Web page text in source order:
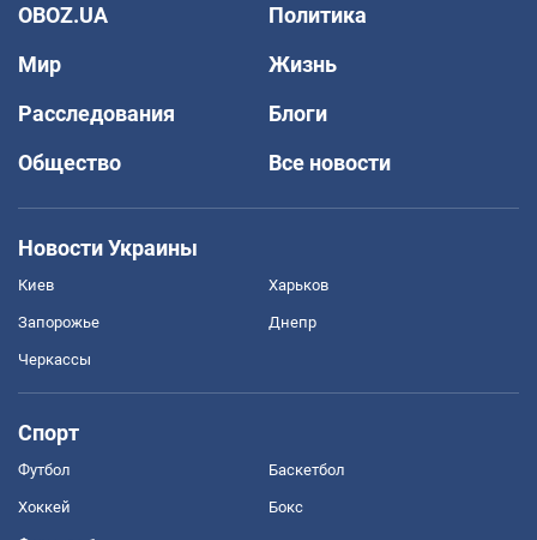
OBOZ.UA
Политика
Мир
Жизнь
Расследования
Блоги
Общество
Все новости
Новости Украины
Киев Харьков
Запорожье Днепр
Черкассы
Спорт
Футбол Баскетбол
Хоккей Бокс